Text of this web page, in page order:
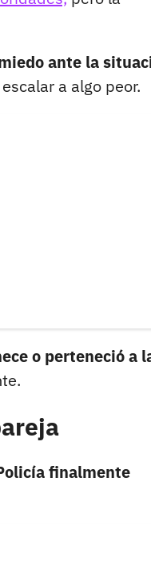
ante la
a algo peor.
o perteneció a
finalmente